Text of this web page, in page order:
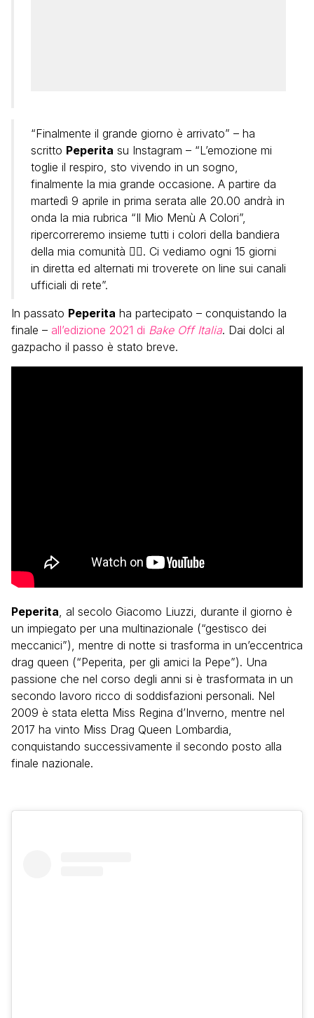
“Finalmente il grande giorno è arrivato” – ha
scritto Peperita su Instagram – “L’emozione mi
toglie il respiro, sto vivendo in un sogno,
finalmente la mia grande occasione. A partire da
martedì 9 aprile in prima serata alle 20.00 andrà in
onda la mia rubrica “Il Mio Menù A Colori”,
ripercorreremo insieme tutti i colori della bandiera
della mia comunità 🏳️‍🌈. Ci vediamo ogni 15 giorni
in diretta ed alternati mi troverete on line sui canali
ufficiali di rete”.
In passato Peperita ha partecipato – conquistando la
finale – all’edizione 2021 di Bake Off Italia. Dai dolci al
gazpacho il passo è stato breve.
Peperita , al secolo Giacomo Liuzzi, durante il giorno è
un impiegato per una multinazionale (“gestisco dei
meccanici”), mentre di notte si trasforma in un’eccentrica
drag queen (“Peperita, per gli amici la Pepe”). Una
passione che nel corso degli anni si è trasformata in un
secondo lavoro ricco di soddisfazioni personali. Nel
2009 è stata eletta Miss Regina d’Inverno, mentre nel
2017 ha vinto Miss Drag Queen Lombardia,
conquistando successivamente il secondo posto alla
finale nazionale.